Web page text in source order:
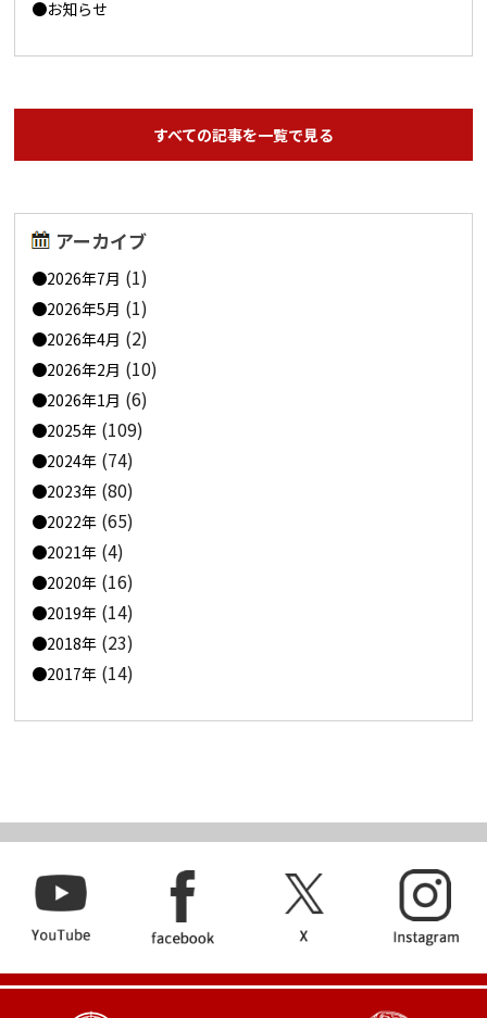
お知らせ
すべての記事を一覧で見る
アーカイブ
2026年7月 (1)
2026年5月 (1)
2026年4月 (2)
2026年2月 (10)
2026年1月 (6)
2025年 (109)
2024年 (74)
2023年 (80)
2022年 (65)
2021年 (4)
2020年 (16)
2019年 (14)
2018年 (23)
2017年 (14)